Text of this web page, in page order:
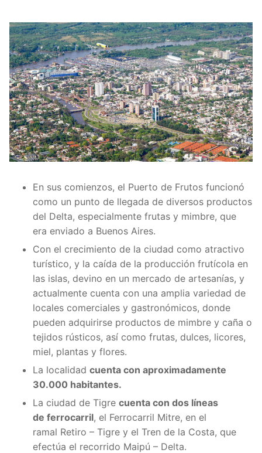
En sus comienzos, el Puerto de Frutos funcionó
como un punto de llegada de diversos productos
del Delta, especialmente frutas y mimbre, que
era enviado a Buenos Aires.
Con el crecimiento de la ciudad como atractivo
turístico, y la caída de la producción frutícola en
las islas, devino en un mercado de artesanías, y
actualmente cuenta con una amplia variedad de
locales comerciales y gastronómicos, donde
pueden adquirirse productos de mimbre y caña o
tejidos rústicos, así como frutas, dulces, licores,
miel, plantas y flores.
La localidad cuenta con aproximadamente
30.000 habitantes.
La ciudad de Tigre cuenta con dos líneas
de ferrocarril, el Ferrocarril Mitre, en el
ramal Retiro – Tigre y el Tren de la Costa, que
efectúa el recorrido Maipú – Delta.